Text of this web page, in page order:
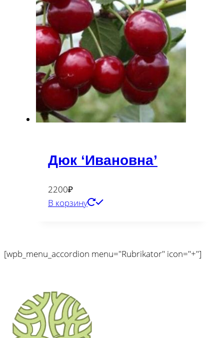
Дюк ‘Ивановна’
2200₽
В корзину
[wpb_menu_accordion menu="Rubrikator" icon="+"]